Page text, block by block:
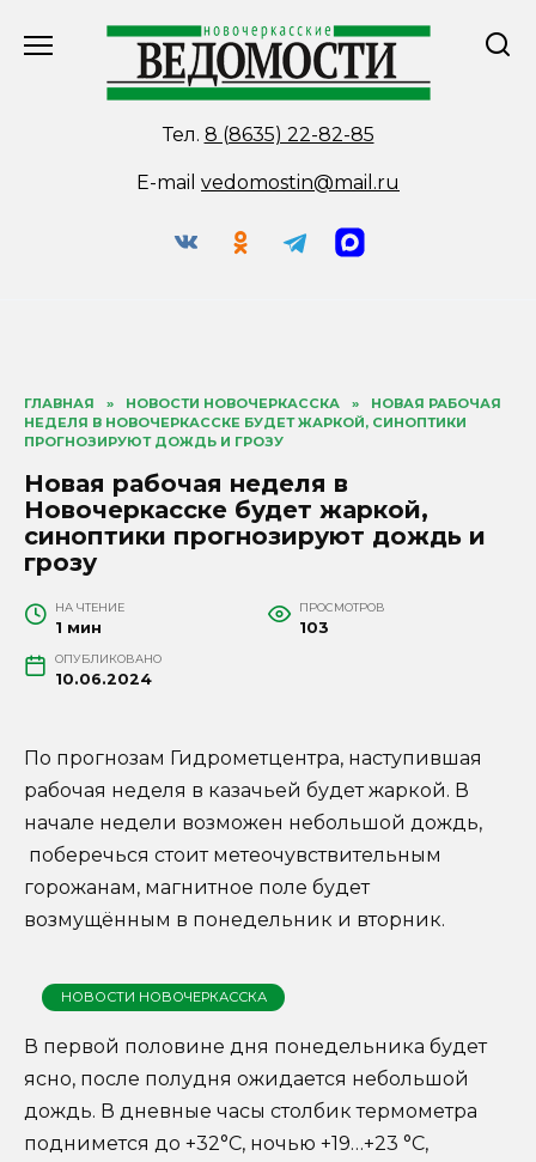
Тел. 8 (8635) 22-82-85
E-mail vedomostin@mail.ru
ГЛАВНАЯ » НОВОСТИ НОВОЧЕРКАССКА »
НОВАЯ РАБОЧАЯ
НЕДЕЛЯ В НОВОЧЕРКАССКЕ БУДЕТ ЖАРКОЙ, СИНОПТИКИ
ПРОГНОЗИРУЮТ ДОЖДЬ И ГРОЗУ
Новая рабочая неделя в
Новочеркасске будет жаркой,
синоптики прогнозируют дождь и
грозу
НА ЧТЕНИЕ
1 мин
ПРОСМОТРОВ
103
ОПУБЛИКОВАНО
10.06.2024
По прогнозам Гидрометцентра, наступившая
рабочая неделя в казачьей будет жаркой. В
начале недели возможен небольшой дождь,
поберечься стоит метеочувствительным
горожанам, магнитное поле будет
возмущённым в понедельник и вторник.
НОВОСТИ НОВОЧЕРКАССКА
В первой половине дня понедельника будет
ясно, после полудня ожидается небольшой
дождь. В дневные часы столбик термометра
поднимется до +32°С, ночью +19…+23 °С,